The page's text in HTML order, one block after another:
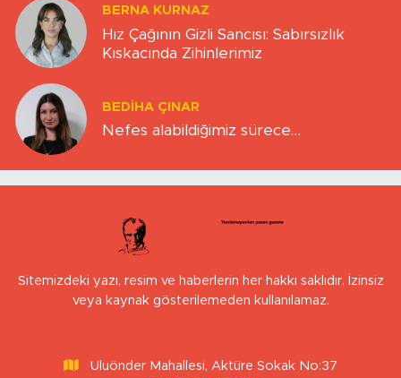
BERNA KURNAZ
Hız Çağının Gizli Sancısı: Sabırsızlık
Kıskacında Zihinlerimiz
BEDIHA ÇINAR
Nefes alabildiğimiz sürece…
Sitemizdeki yazı, resim ve haberlerin her hakkı saklıdır. İzinsiz
veya kaynak gösterilemeden kullanılamaz.
Uluönder Mahallesi, Aktüre Sokak No:37